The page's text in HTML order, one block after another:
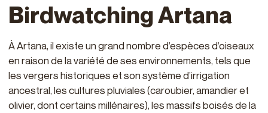
Birdwatching Artana
À Artana, il existe un grand nombre d’espèces d’oiseaux
en raison de la variété de ses environnements, tels que
les vergers historiques et son système d’irrigation
ancestral, les cultures pluviales (caroubier, amandier et
olivier, dont certains millénaires), les massifs boisés de la